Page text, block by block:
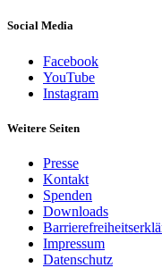
Social Media
Facebook
YouTube
Instagram
Weitere Seiten
Presse
Kontakt
Spenden
Downloads
Impressum
Datenschutz